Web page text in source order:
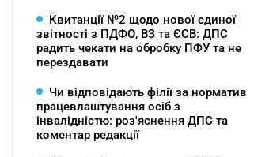
Квитанції №2 щодо нової єдиної
звітності з ПДФО, ВЗ та ЄСВ: ДПС
радить чекати на обробку ПФУ та не
перездавати
Чи відповідають філії за норматив
працевлаштування осіб з
інвалідністю: роз'яснення ДПС та
коментар редакції